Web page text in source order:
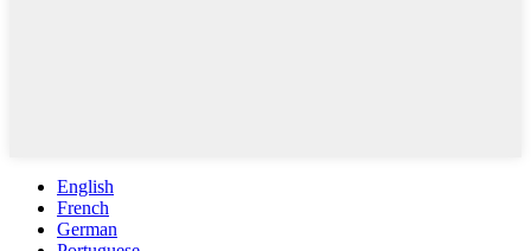
English
French
German